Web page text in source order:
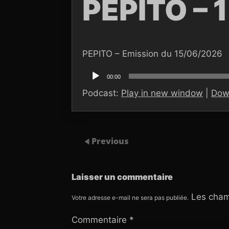
PEPITO
PEPITO – Emission du 15/06/2026
audio
00:00
Podcast: Play in new window
Previous
Laisser un commentaire
Votre adresse e-mail ne sera pas publiée. Les
Commentaire *